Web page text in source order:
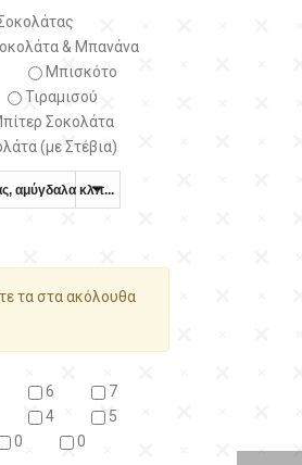
& Μπανάνα
Μπισκότο
Τιραμισού
Σοκολάτα
(με Στέβια)
τα στα ακόλουθα
6
7
4
5
0 0